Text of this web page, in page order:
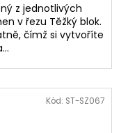
z jednotlivých
v řezu Těžký blok.
čímž si vytvoříte
Kód: ST-SZ067